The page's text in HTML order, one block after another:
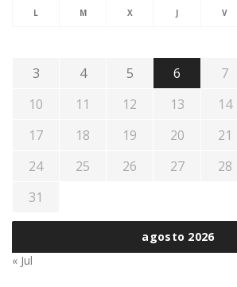
agosto 2026
L M X J V
3
4 5 6 7
10
11 12 13 14
17
18 19 20 21
24
25 26 27 28
31
« Jul